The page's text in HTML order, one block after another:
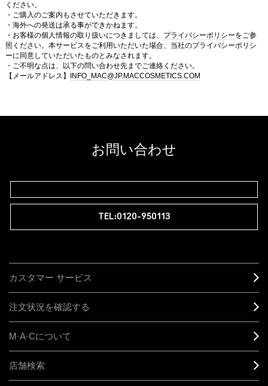
ください。
・ご購入のご案内もさせていただきます。
・海外への発送は承る事ができかねます。
・お客様の個人情報の取り扱いにつきましては、 プライバシーポリシーをご参
照ください。本サービスをご利用いただいた場合、当社のプライバシーポリシ
ーに同意していただいたものとみなされます。
・ご不明な点は、以下の問い合わせ先までご連絡ください。
【メールアドレス】
INFO_MAC@JP.MACCOSMETICS.COM
お問い合わせ
TEL:0120-950113
カスタマー サービス
注文状況を確認する
M·A·Cについて
店舗検索